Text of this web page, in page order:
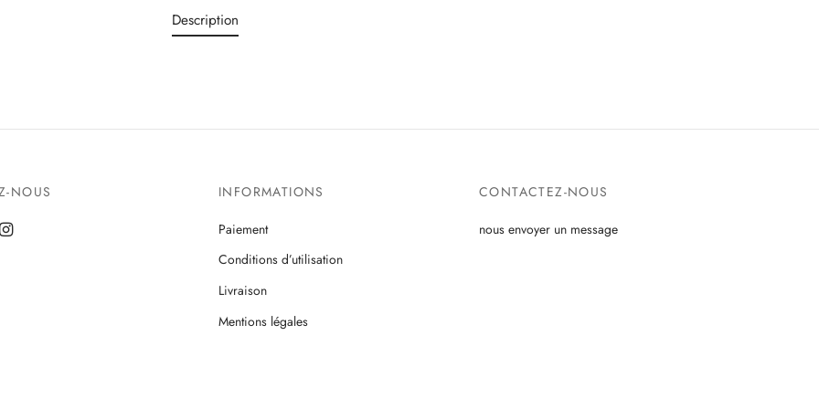
Description
NOUS INFORMATIONS
Paiement
Conditions d’utilisation
Livraison
Mentions légales
CONTACTEZ-NOUS
nous envoyer un message